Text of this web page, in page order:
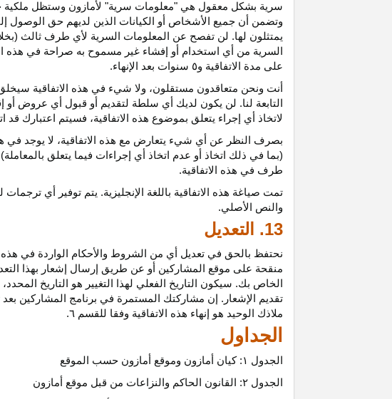
سرية بشكل معقول هي "معلومات سرية" لأمازون وستظل ملكية
وتضمن أن جميع الأشخاص أو الكيانات الذين لديهم حق الوصول
يمتثلون لها. لن تفصح عن المعلومات السرية لأي طرف ثالث
السرية من أي استخدام أو إفشاء غير مسموح به صراحة في هذه
على مدة الاتفاقية و٥ سنوات بعد الإنهاء.
أنت ونحن متعاقدون مستقلون، ولا شيء في هذه الاتفاقية
التابعة لنا. لن يكون لديك أي سلطة لتقديم أو قبول أي عروض أو
لاتخاذ أي إجراء يتعلق بموضوع هذه
الاتفاقية، فسيتم اعتبارك قد
بصرف النظر عن أي شيء يتعارض مع هذه
الاتفاقية، لا يوجد في
(بما في ذلك اتخاذ أو عدم اتخاذ أي إجراءات فيما يتعلق
طرف في هذه الاتفاقية.
تمت صياغة هذه الاتفاقية باللغة الإنجليزية. يتم توفير أي ترجمات
والنص
الأصلي.
13. التعديل
نحتفظ بالحق في تعديل أي من الشروط والأحكام الواردة في هذه
منقحة على موقع المشاركين أو عن طريق إرسال إشعار بهذا
الخاص بك. سيكون التاريخ الفعلي لهذا التغيير هو التاريخ
المحدد،
تقديم الإشعار. إن مشاركتك المستمرة في برنامج المشاركين
ملاذك الوحيد هو إنهاء هذه الاتفاقية وفقا للقسم ٦.
الجداول
الجدول ۱:
كيان أمازون وموقع أمازون حسب الموقع
الجدول ۲: القانون الحاكم والنزاعات من قبل موقع أمازون